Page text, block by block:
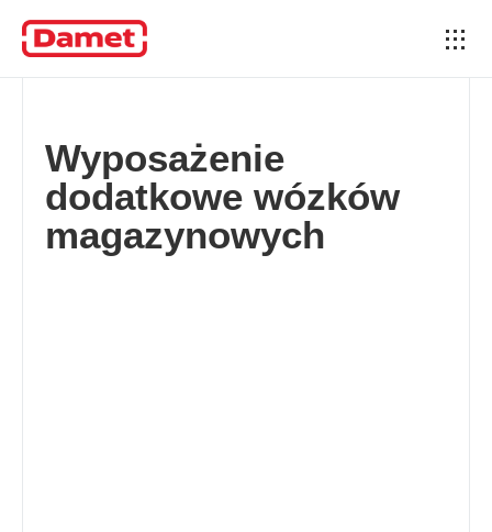
Wyposażenie
dodatkowe wózków
magazynowych